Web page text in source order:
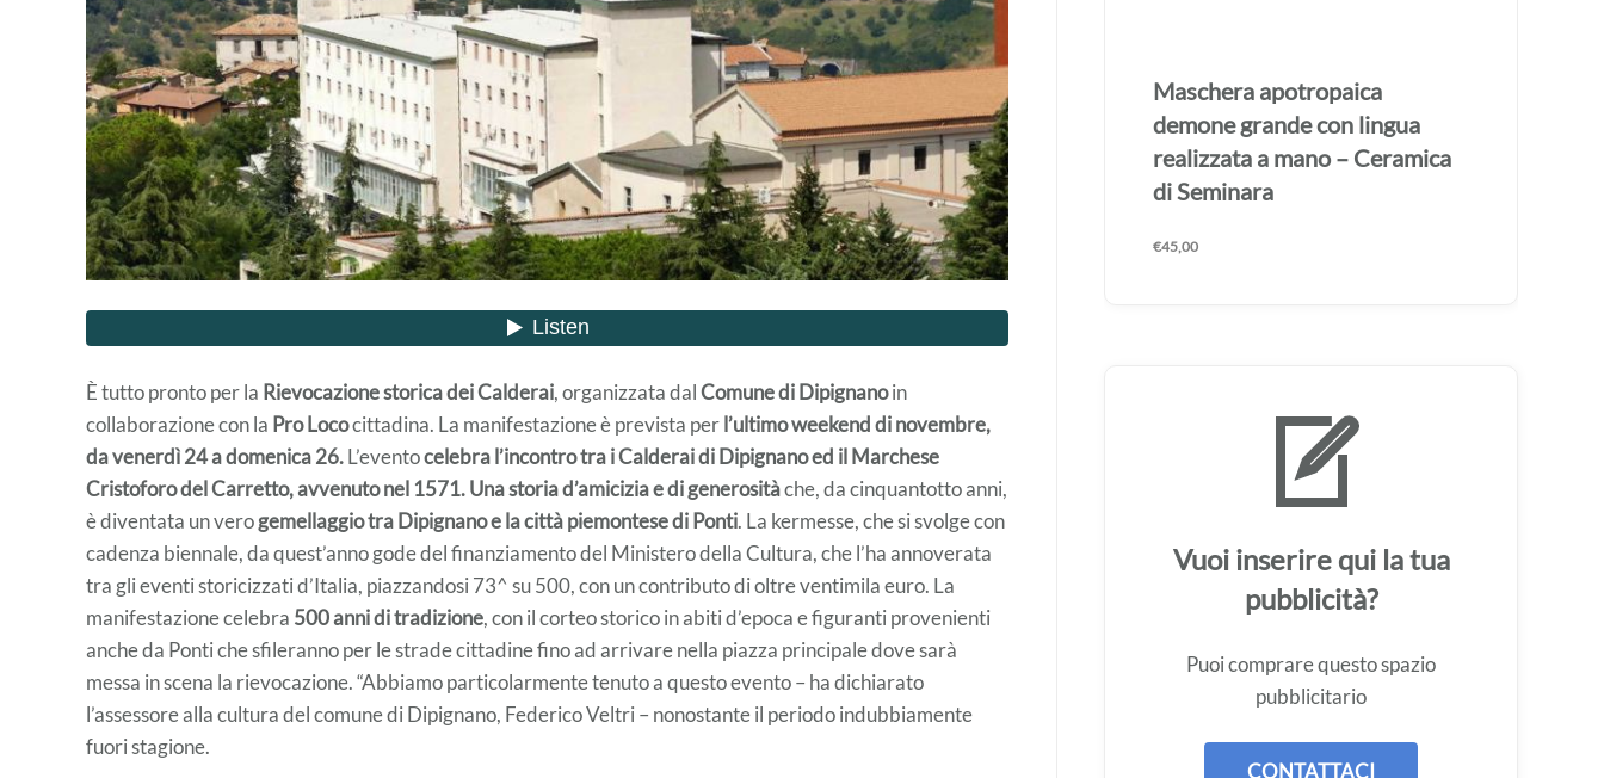
È tutto pronto per la Rievocazione storica dei Calderai, organizzata dalComune di Dipignanoin
collaborazione con la Pro Lococittadina. La manifestazione è prevista perl’ultimo weekend di novembre,
da venerdì 24 a domenica 26.L’eventocelebra l’incontro tra i Calderai di Dipignano ed il Marchese
Cristoforo del Carretto, avvenuto nel 1571. Una storia d’amicizia e di generositàche, da cinquantotto anni,
è diventata un verogemellaggio tra Dipignano e la città piemontese di Ponti. La kermesse, che si svolge con
cadenza biennale, da quest’anno gode del finanziamento del Ministero della Cultura, che l’ha annoverata
tra gli eventi storicizzati d’Italia, piazzandosi 73^ su 500, con un contributo di oltre ventimila euro. La
manifestazione celebra 500 anni di tradizione, con il corteo storico in abiti d’epoca e figuranti provenienti
anche da Ponti che sfileranno per le strade cittadine fino ad arrivare nella piazza principale dove sarà
messa in scena la rievocazione. “Abbiamo particolarmente tenuto a questo evento – ha dichiarato
l’assessore alla cultura del comune di Dipignano, Federico Veltri – nonostante il periodo indubbiamente
fuori stagione.
Maschera apotropaica
demone grande con lingua
realizzata a mano – Ceramica
di Seminara
€45,00
Vuoi inserire qui la tua
pubblicità?
Puoi comprare questo spazio
pubblicitario
CONTATTACI